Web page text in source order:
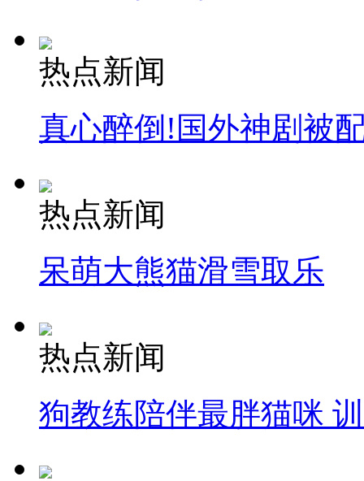
热点新闻
真心醉倒!国外神剧被
热点新闻
呆萌大熊猫滑雪取乐
热点新闻
狗教练陪伴最胖猫咪